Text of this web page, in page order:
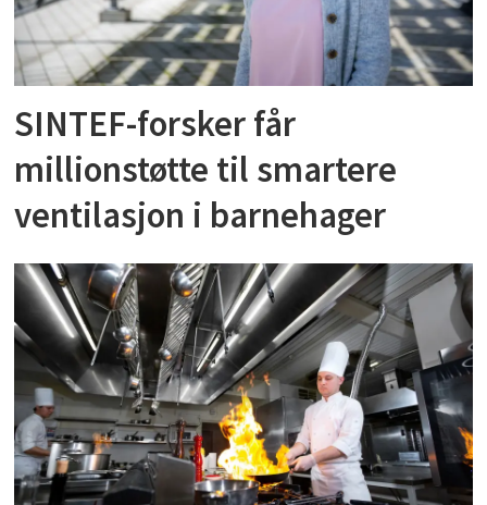
SINTEF-forsker får
millionstøtte til smartere
ventilasjon i barnehager